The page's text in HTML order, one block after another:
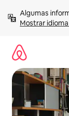
para
Mostrar